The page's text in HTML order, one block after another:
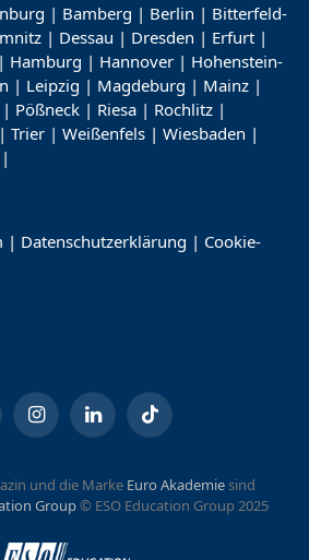
| Bamberg | Berlin | Bitterfeld-
| Dessau | Dresden | Erfurt |
| Hamburg | Hannover | Hohenstein-
| Leipzig | Magdeburg | Mainz |
| Pößneck | Riesa | Rochlitz |
| Trier | Weißenfels | Wiesbaden |
|
| Datenschutzerklärung | Cookie-
InstagramLinkedInTikTok
und die Marke Euro Akademiesind
Group© ESO Education Group 2025